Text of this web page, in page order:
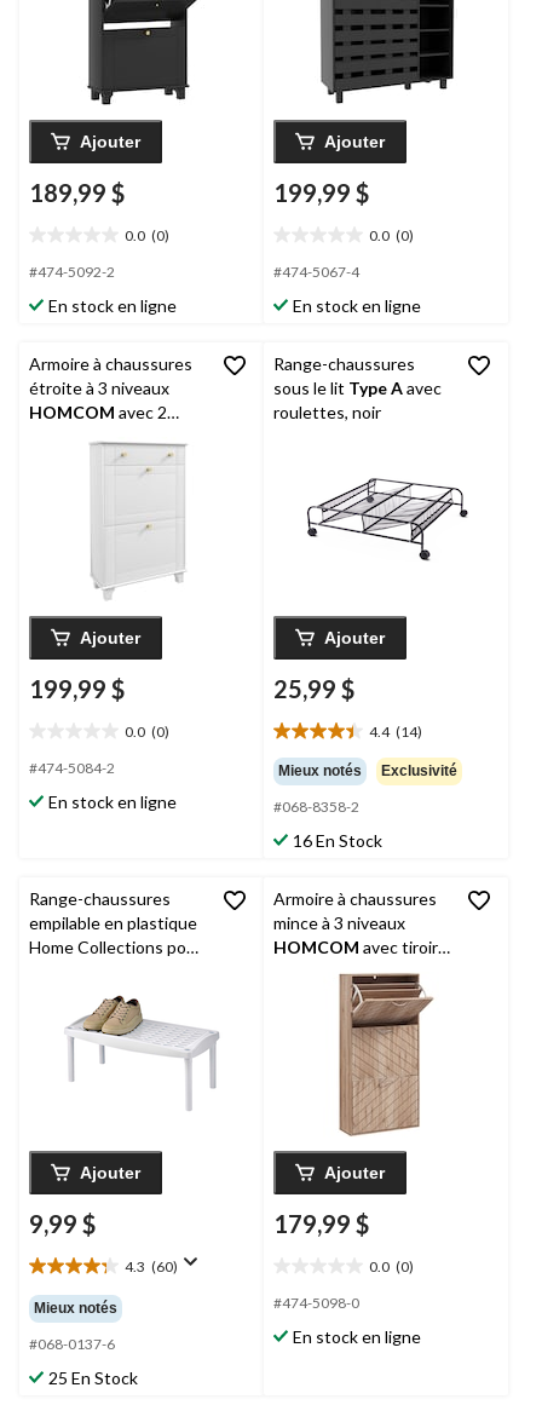
Ajouter
189,99 $
0.0 (0)
étoile(s)
5.
#474-5092-2
En stock en ligne
Ajouter
199,99 $
0.0 (0)
étoile(s)
5.
#474-5067-4
En stock en ligne
Armoire à chaussures
étroite à 3 niveaux
HOMCOM avec 2
Ajouter
199,99 $
0.0 (0)
étoile(s)
5.
#474-5084-2
En stock en ligne
Range-chaussures
sous le lit Type Aavec
roulettes, noir
Ajouter
25,99 $
4.4 (14)
4.4
étoile(s)
sur
5.
14
Mieux notés Exclusivité
#068-8358-2
16 En Stock
Range-chaussures
empilable en plastique
Home Collections pour
1/4 x 9-1/2 po
Ajouter
9,99 $
4.3 (60)
4.3
étoile(s)
sur
5.
60
évaluations
Mieux notés
#068-0137-6
25 En Stock
Armoire à chaussures
mince à 3 niveaux
HOMCOM avec tiroirs
rabattables et
tablettes réglables,
bois naturel
Ajouter
179,99 $
0.0 (0)
étoile(s)
5.
#474-5098-0
En stock en ligne